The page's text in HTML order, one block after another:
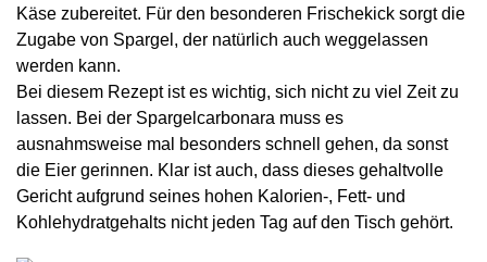
Käse zubereitet. Für den besonderen Frischekick sorgt die
Zugabe von Spargel, der natürlich auch weggelassen
werden kann.
Bei diesem Rezept ist es wichtig, sich nicht zu viel Zeit zu
lassen. Bei der Spargelcarbonara muss es
ausnahmsweise mal besonders schnell gehen, da sonst
die Eier gerinnen. Klar ist auch, dass dieses gehaltvolle
Gericht aufgrund seines hohen Kalorien-, Fett- und
Kohlehydratgehalts nicht jeden Tag auf den Tisch gehört.